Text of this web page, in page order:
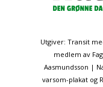
Utgiver: Transit
medlem av
Aasmundsson |
varsom-plakat og